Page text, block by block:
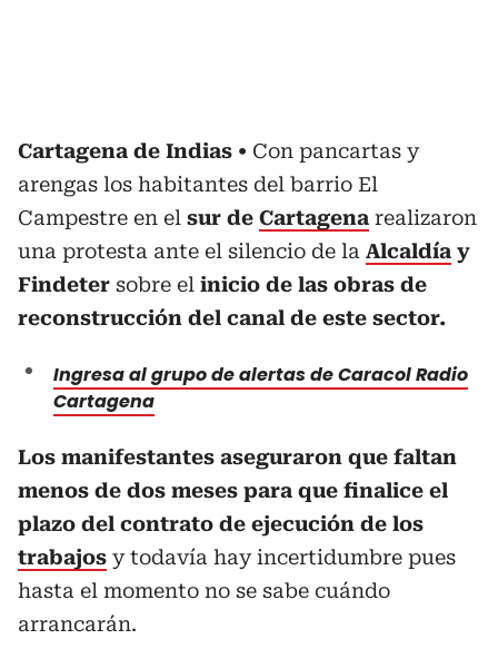
Cartagena de Indias
Con pancartas y
arengas los habitantes del barrio El
Campestre en el sur de Cartagena realizaron
una protesta ante el silencio de la Alcaldía y
Findeter sobre el inicio de las obras de
reconstrucción del canal de este sector.
Ingresa al grupo de alertas de Caracol Radio
Cartagena
Los manifestantes aseguraron que faltan
menos de dos meses para que finalice el
plazo del contrato de ejecución de los
trabajos y todavía hay incertidumbre pues
hasta el momento no se sabe cuándo
arrancarán.